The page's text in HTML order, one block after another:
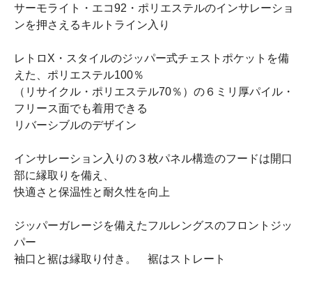
サーモライト・エコ92・ポリエステルのインサレーショ
ンを押さえるキルトライン入り
レトロX・スタイルのジッパー式チェストポケットを備
えた、ポリエステル100％
（リサイクル・ポリエステル70％）の６ミリ厚パイル・
フリース面でも着用できる
リバーシブルのデザイン
インサレーション入りの３枚パネル構造のフードは開口
部に縁取りを備え、
快適さと保温性と耐久性を向上
ジッパーガレージを備えたフルレングスのフロントジッ
パー
袖口と裾は縁取り付き。 裾はストレート